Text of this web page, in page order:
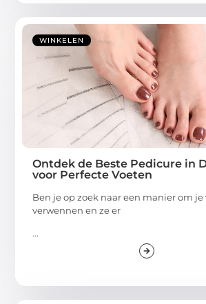
WINKELEN
Ontdek de Beste Pedicure in
voor Perfecte Voeten
Ben je op zoek naar een manier om je
verwennen en ze er
...